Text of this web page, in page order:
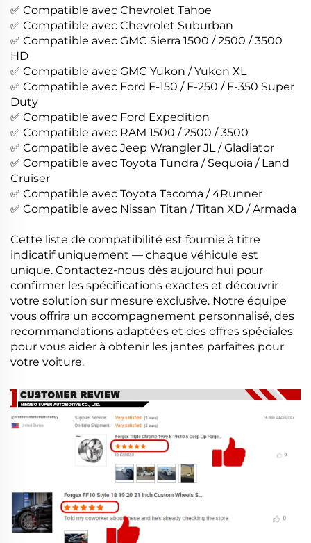
✅ Compatible avec Chevrolet Tahoe
✅ Compatible avec Chevrolet Suburban
✅ Compatible avec GMC Sierra 1500 / 2500 / 3500
HD
✅ Compatible avec GMC Yukon / Yukon XL
✅ Compatible avec Ford F-150 / F-250 / F-350 Super
Duty
✅ Compatible avec Ford Expedition
✅ Compatible avec RAM 1500 / 2500 / 3500
✅ Compatible avec Jeep Wrangler JL / Gladiator
✅ Compatible avec Toyota Tundra / Sequoia / Land
Cruiser
✅ Compatible avec Toyota Tacoma / 4Runner
✅ Compatible avec Nissan Titan / Titan XD / Armada
Cette liste de compatibilité est fournie à titre
indicatif uniquement — chaque véhicule est
unique. Contactez-nous dès aujourd'hui pour
confirmer les spécifications exactes et découvrir
votre solution sur mesure exclusive. Notre équipe
vous offrira un accompagnement personnalisé, des
recommandations adaptées et des offres spéciales
pour vous aider à obtenir les jantes parfaites pour
votre voiture.